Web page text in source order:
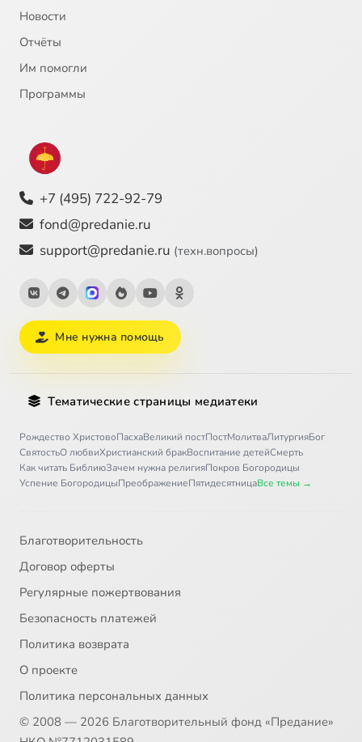
Новости
Отчёты
Им помогли
Программы
+7 (495) 722-92-79
fond@predanie.ru
support@predanie.ru (техн.вопросы)
Мне нужна помощь
Тематические страницы медиатеки
Рождество ХристовоПасхаВеликий постПостМолитваЛитургияБог
СвятостьО любвиХристианский бракВоспитание детейСмерть
Как читать БиблиюЗачем нужна религияПокров Богородицы
Успение БогородицыПреображениеПятидесятницаВсе темы →
Благотворительность
Договор оферты
Регулярные пожертвования
Безопасность платежей
Политика возврата
О проекте
Политика персональных данных
© 2008 — 2026 Благотворительный фонд «Предание»